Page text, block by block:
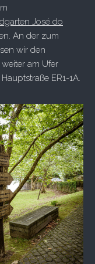
José do
An der zum
wir den
am Ufer
ER1-1A.